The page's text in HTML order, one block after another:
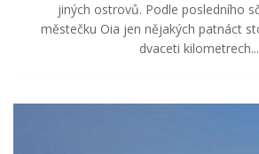
jiných ostrovů. Podle posledního
městečku Oia jen nějakých patnáct
dvaceti kilometrech...